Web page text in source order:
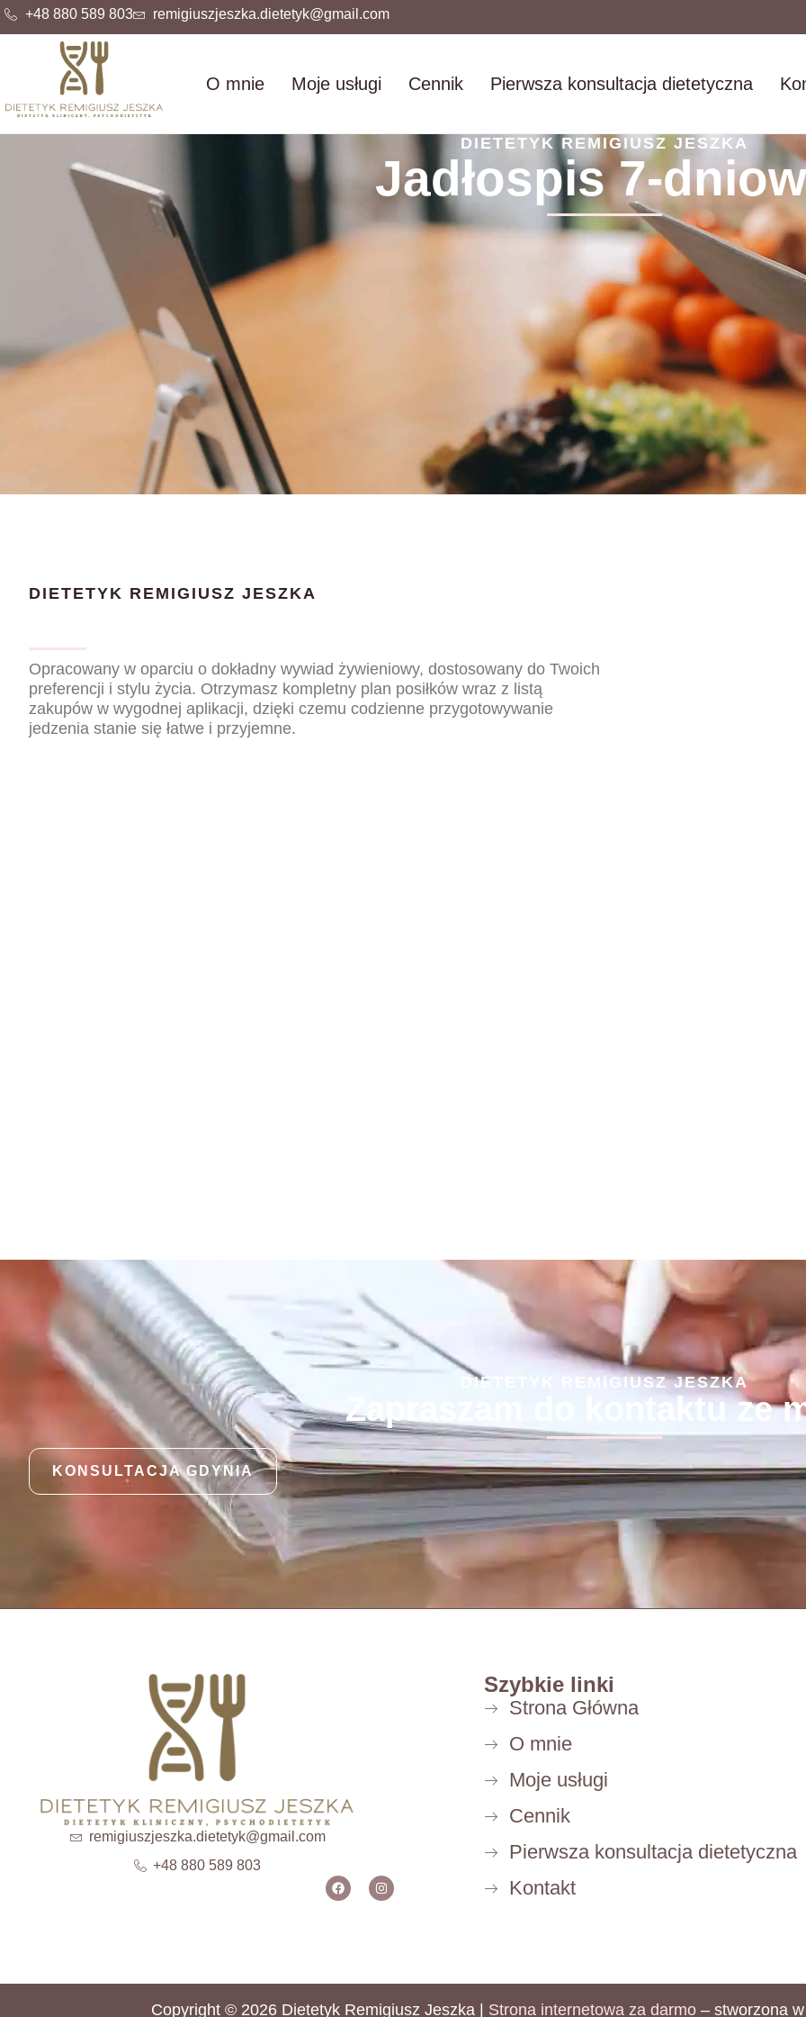
+48 880 589 803 remigiuszjeszka.dietetyk@gmail.com
O mnie Moje usługi Cennik Pierwsza konsultacja dietetyczna
DIETETYK REMIGIUSZ JESZKA
Jadłospis 7-
DIETETYK REMIGIUSZ JESZKA
Opracowany w oparciu o dokładny wywiad żywieniowy, dostosowany do Twoich
preferencji i stylu życia. Otrzymasz kompletny plan posiłków wraz z listą
zakupów w wygodnej aplikacji, dzięki czemu codzienne przygotowywanie
jedzenia stanie się łatwe i przyjemne.
DIETETYK REMIGIUSZ JESZKA
Zapraszam do kontaktu ze
KONSULTACJA GDYNIA
remigiuszjeszka.dietetyk@gmail.com
+48 880 589 803
Szybkie linki
Strona Główna
O mnie
Moje usługi
Cennik
Pierwsza konsultacja dietetyczna
Kontakt
Copyright © 2026 Dietetyk Remigiusz Jeszka | Strona internetowa za darmo – stworzona